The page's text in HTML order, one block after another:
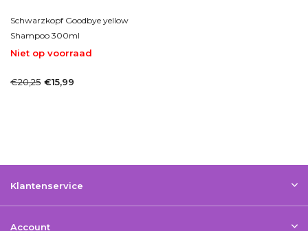
Schwarzkopf Goodbye yellow
Shampoo 300ml
Niet op voorraad
€20,25 €15,99
Klantenservice
Account